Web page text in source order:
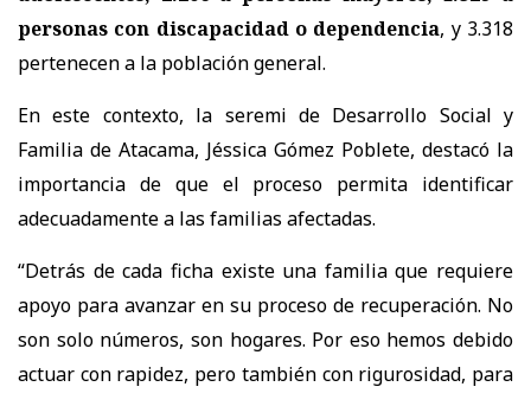
personas con discapacidad o dependencia, y 3.318
pertenecen a la población general.
En este contexto, la seremi de Desarrollo Social y
Familia de Atacama, Jéssica Gómez Poblete, destacó la
importancia de que el proceso permita identificar
adecuadamente a las familias afectadas.
“Detrás de cada ficha existe una familia que requiere
apoyo para avanzar en su proceso de recuperación. No
son solo números, son hogares. Por eso hemos debido
actuar con rapidez, pero también con rigurosidad, para